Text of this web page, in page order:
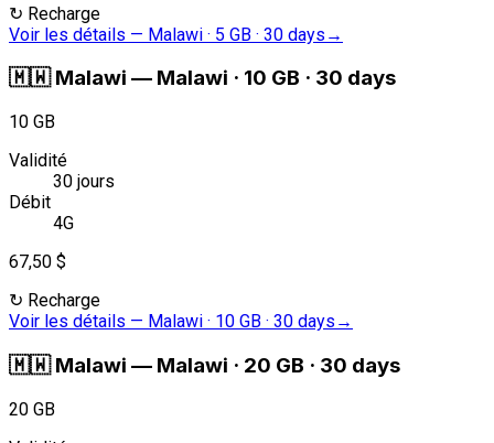
↻ Recharge
Voir les détails — Malawi · 5 GB · 30 days →
🇲🇼 Malawi — Malawi · 10 GB · 30 days
10 GB
Validité
30 jours
Débit
4G
67,50 $
↻ Recharge
Voir les détails — Malawi · 10 GB · 30 days →
🇲🇼 Malawi — Malawi · 20 GB · 30 days
20 GB